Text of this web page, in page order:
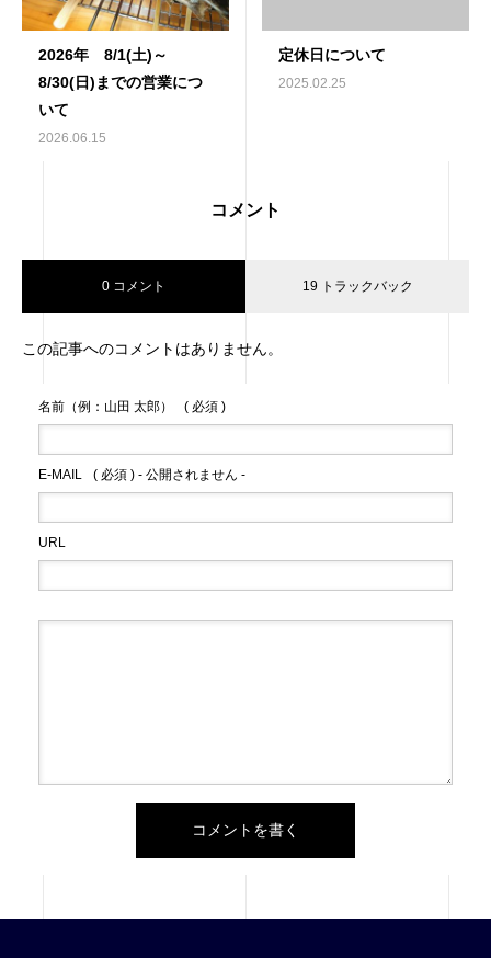
2026年 8/1(土)～
8/30(日)までの営業につ
いて
2026.06.15
定休日について
2025.02.25
コメント
0 コメント 19 トラックバック
この記事へのコメントはありません。
名前（例：山田 太郎） ( 必須 )
E-MAIL ( 必須 ) - 公開されません -
URL